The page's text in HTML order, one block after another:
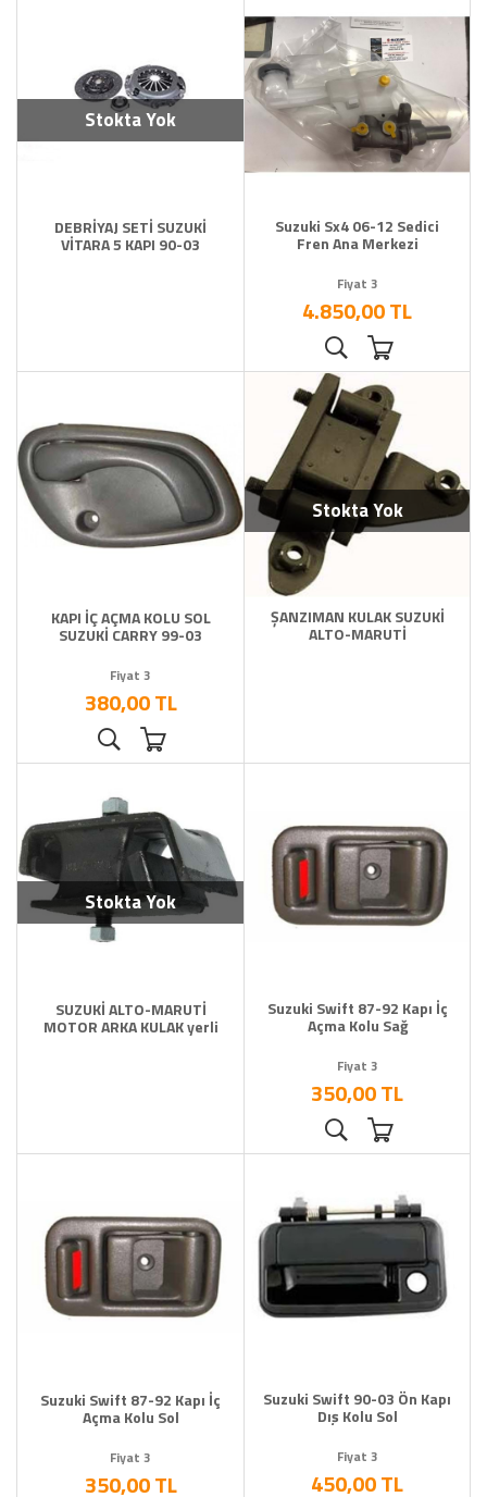
Stokta Yok
DEBRİYAJ SETİ SUZUKİ
VİTARA 5 KAPI 90-03
Suzuki Sx4 06-12 Sedici
Fren Ana Merkezi
Fiyat 3
4.850,00 TL
KAPI İÇ AÇMA KOLU SOL
SUZUKİ CARRY 99-03
Fiyat 3
380,00 TL
Stokta Yok
ŞANZIMAN KULAK SUZUKİ
ALTO-MARUTİ
Stokta Yok
SUZUKİ ALTO-MARUTİ
MOTOR ARKA KULAK yerli
Suzuki Swift 87-92 Kapı İç
Açma Kolu Sağ
Fiyat 3
350,00 TL
Suzuki Swift 87-92 Kapı İç
Açma Kolu Sol
Fiyat 3
350,00 TL
Suzuki Swift 90-03 Ön Kapı
Dış Kolu Sol
Fiyat 3
450,00 TL